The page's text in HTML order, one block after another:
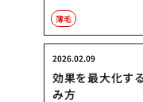
薄毛
効果を最大化す
み方
2026.02.09